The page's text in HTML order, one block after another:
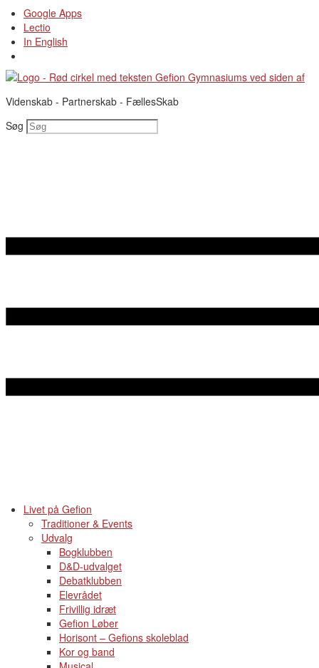
Videre
til
indhold
Google Apps
Lectio
In English
Videnskab - Partnerskab - FællesSkab
Søg
Livet på Gefion
Traditioner & Events
Udvalg
Bogklubben
D&D-udvalget
Debatklubben
Elevrådet
Frivillig idræt
Gefion Løber
Horisont – Gefions skoleblad
Kor og band